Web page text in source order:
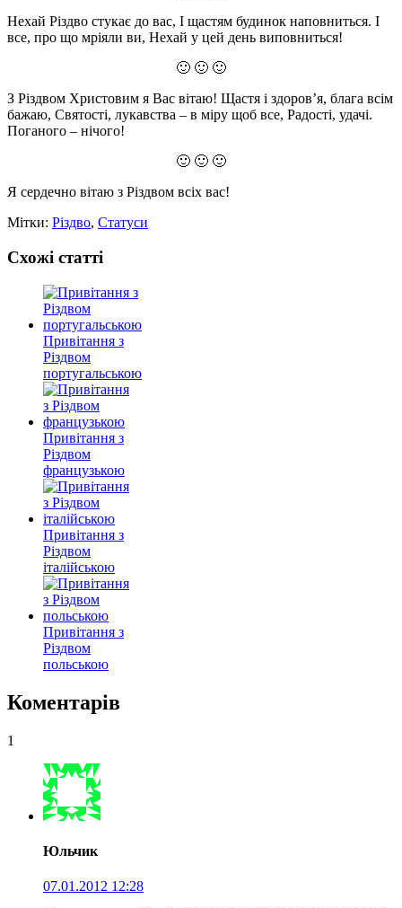
Нехай Різдво стукає до вас, І щастям будинок наповниться. І
все, про що мріяли ви, Нехай у цей день виповниться!
🙂 🙂 🙂
З Різдвом Христовим я Вас вітаю! Щастя і здоров’я, блага всім
бажаю, Святості, лукавства – в міру щоб все, Радості, удачі.
Поганого – нічого!
🙂 🙂 🙂
Я сердечно вітаю з Різдвом всіх вас!
Мітки: Різдво, Статуси
Схожі статті
Привітання з
Різдвом
португальською
Привітання з
Різдвом
французькою
Привітання з
Різдвом
італійською
Привітання з
Різдвом
польською
Коментарів
1
Юльчик
07.01.2012 12:28